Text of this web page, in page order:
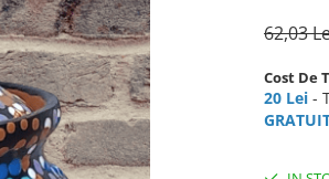
62,03
Cost De
20 Lei -